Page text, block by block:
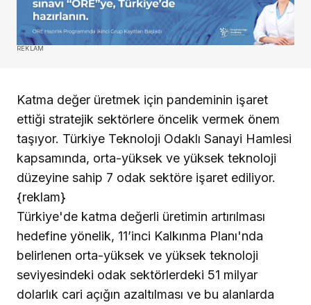
REKLAM
Katma değer üretmek için pandeminin işaret
ettiği stratejik sektörlere öncelik vermek önem
taşıyor. Türkiye Teknoloji Odaklı Sanayi Hamlesi
kapsamında, orta-yüksek ve yüksek teknoloji
düzeyine sahip 7 odak sektöre işaret ediliyor.
{reklam}
Türkiye'de katma değerli üretimin artırılması
hedefine yönelik, 11’inci Kalkınma Planı'nda
belirlenen orta-yüksek ve yüksek teknoloji
seviyesindeki odak sektörlerdeki 51 milyar
dolarlık cari açığın azaltılması ve bu alanlarda